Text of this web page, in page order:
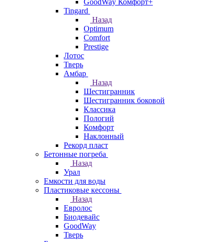
GoodWay Комфорт+
Tingard
Назад
Optimum
Comfort
Prestige
Лотос
Тверь
Амбар
Назад
Шестигранник
Шестигранник боковой
Классика
Пологий
Комфорт
Наклонный
Рекорд пласт
Бетонные погреба
Назад
Урал
Емкости для воды
Пластиковые кессоны
Назад
Евролос
Биодевайс
GoodWay
Тверь